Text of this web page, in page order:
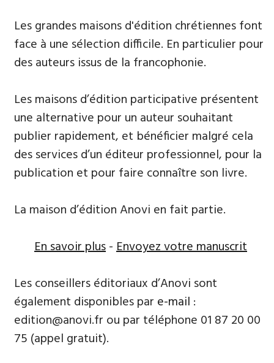
​Les grandes maisons d'édition chrétiennes font
face à une sélection difficile. En particulier pour
des auteurs issus de la francophonie.
Les maisons d’édition participative présentent
une alternative pour un auteur souhaitant
publier rapidement, et bénéficier malgré cela
des services d’un éditeur professionnel, pour la
publication et pour faire connaître son livre.
La maison d’édition Anovi en fait partie.
En savoir plus-Envoyez votre manuscrit
Les conseillers éditoriaux d’Anovi sont
également disponibles par e-mail :
edition@anovi.fr ou par téléphone ​​0​1 87 20 00
75 (appel gratuit).